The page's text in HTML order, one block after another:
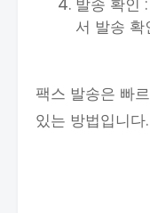
발송 확인
서 발송 확
팩스 발송은 빠
있는 방법입니다.